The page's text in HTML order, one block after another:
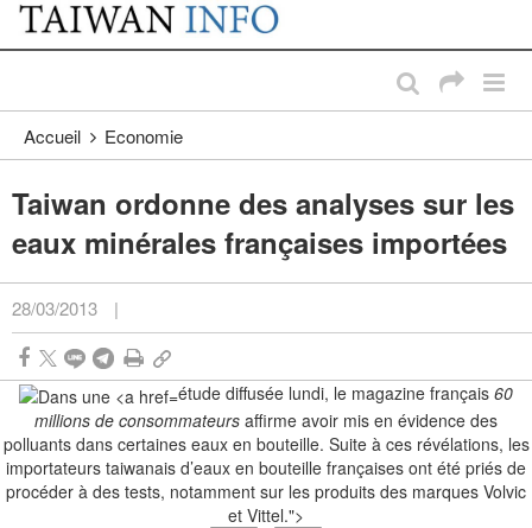
Passer au contenu principal
:::
Accueil Economie
Taiwan ordonne des analyses sur les
eaux minérales françaises importées
28/03/2013 |
étude diffusée lundi, le magazine français 60
millions de consommateurs affirme avoir mis en évidence des
polluants dans certaines eaux en bouteille. Suite à ces révélations, les
importateurs taiwanais d’eaux en bouteille françaises ont été priés de
procéder à des tests, notamment sur les produits des marques Volvic
et Vittel.">